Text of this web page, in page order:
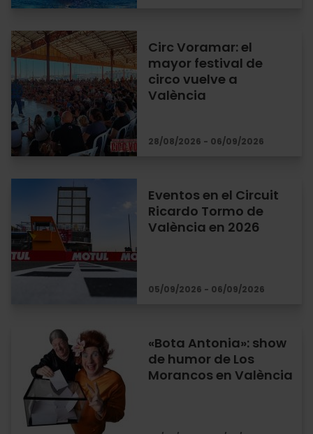
Circ Voramar: el
mayor festival de
circo vuelve a
València
28/08/2026 - 06/09/2026
Eventos en el Circuit
Ricardo Tormo de
València en 2026
05/09/2026 - 06/09/2026
«Bota Antonia»: show
de humor de Los
Morancos en València